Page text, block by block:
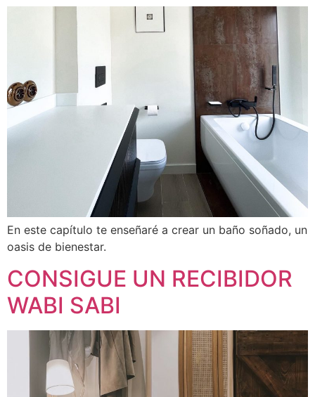
En este capítulo te enseñaré a crear un baño soñado, un
oasis de bienestar.
CONSIGUE UN RECIBIDOR
WABI SABI